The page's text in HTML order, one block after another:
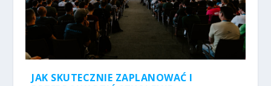
JAK SKUTECZNIE ZAPLANOWAĆ I